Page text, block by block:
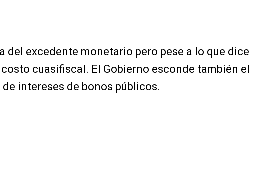
excedente monetario pero pese a lo que dice
cuasifiscal. El Gobierno esconde también el
intereses de bonos públicos.